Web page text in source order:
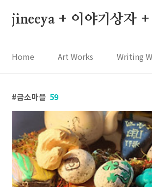
jineeya + 이야기상자 +
Home Art Works Writing
금소마을 59